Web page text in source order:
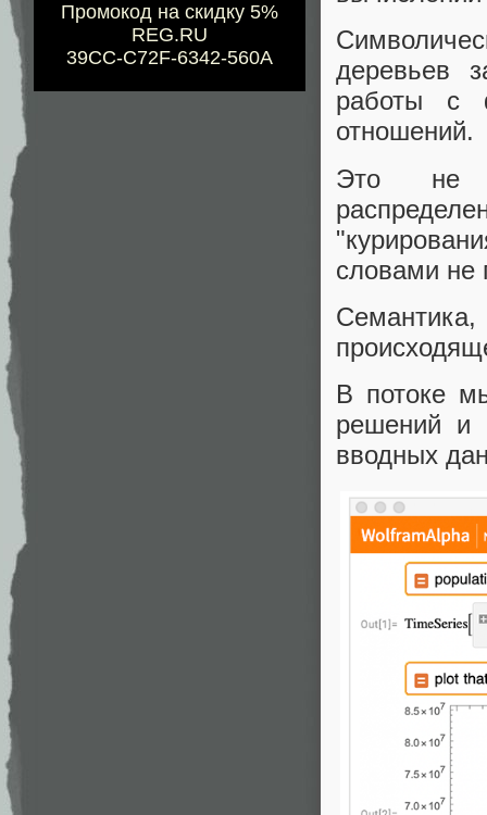
Промокод на скидку 5%
REG.RU
39CC-C72F-6342-560A
деревьев
работы с
отношений.
Это не
словами не
В потоке
решений и
вводных